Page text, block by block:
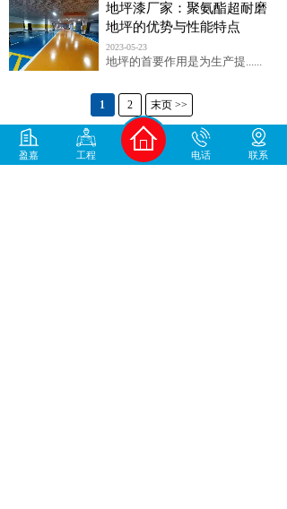
地坪漆厂家：聚氨酯超耐磨
地坪的优势与性能特点
2023-05-23
地坪的首要作用是为生产提......
1 2 末页 >>
盈嘉 工程 电话 联系